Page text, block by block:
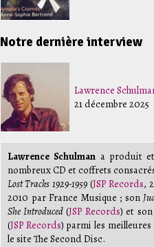
Notre dernière interview
Lawrence
21 décembre 2025
Lawrence Schulman a produit
nombreux CD et coffrets
Lost Tracks 1929-1959(JSP Records,
2010 par France Musique ; son
She Introduced(JSP Records) et
(JSP Records) parmi les
le site The Second Disc.